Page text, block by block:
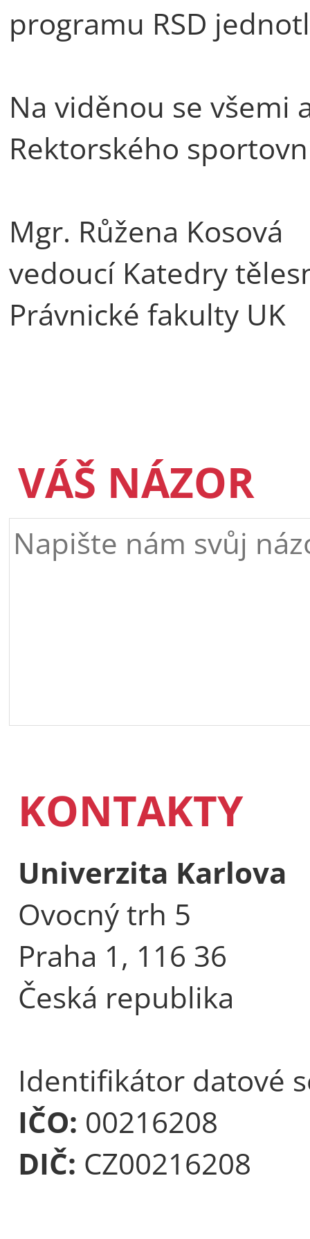
programu RSD
Na viděnou se všemi
Rektorského
Mgr. Růžena Kosová
vedoucí Katedry
Právnické fakulty UK
VÁŠ NÁZOR
KONTAKTY
Univerzita Karlova
Ovocný trh 5
Praha 1, 116 36
Česká republika
Identifikátor datové
IČO: 00216208
DIČ: CZ00216208